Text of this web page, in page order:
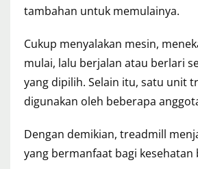
tambahan untuk memulainya.
Cukup menyalakan mesin,
mulai, lalu berjalan atau berlari
yang dipilih. Selain itu, satu unit
digunakan oleh beberapa
Dengan demikian, treadmill
yang bermanfaat bagi kesehatan